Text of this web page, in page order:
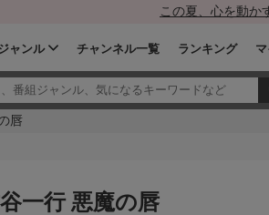
この夏、心を動か
ャンル チャンネル一覧 ランキング
唇
一行 悪魔の唇